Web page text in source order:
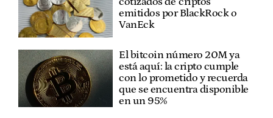
emitidos por BlackRock o
VanEck
El bitcoin número 20M ya
está aquí: la cripto cumple
con lo prometido y recuerda
que se encuentra disponible
en un 95%